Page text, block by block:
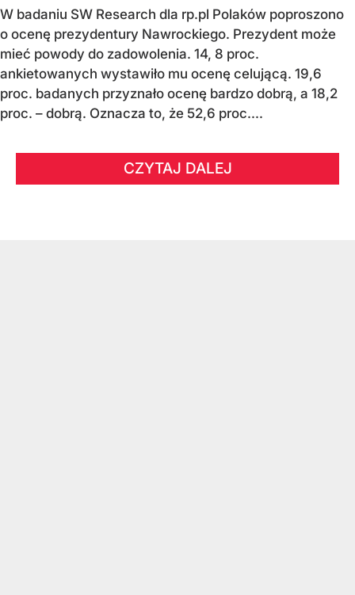
W badaniu SW Research dla rp.pl Polaków poproszono
o ocenę prezydentury Nawrockiego. Prezydent może
mieć powody do zadowolenia. 14, 8 proc.
ankietowanych wystawiło mu ocenę celującą. 19,6
proc. badanych przyznało ocenę bardzo dobrą, a 18,2
proc. – dobrą. Oznacza to, że 52,6 proc....
CZYTAJ DALEJ